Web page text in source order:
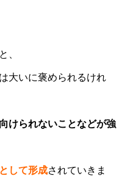
、
大いに褒められるけれ
けられないことなどが強
して形成されていきま